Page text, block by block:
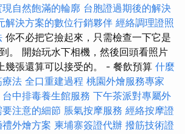
自然飽滿的輪廓 台胞證過期後的解決
解決方案的數位行銷夥伴 經絡調理證照
你不必把它撿起來，只需檢查一下它是
。 開始玩水下相機，然後回頭看照片
張還算可以接受的。 - 餐飲預算 什麼
療法 全口重建過程 桃園外燴服務專家
台中排毒養生館服務 下午茶派對專屬外
注意的細節 脹氣按摩服務 經絡按摩證
外燴方案 柬埔寨簽證代辦 撥筋技術證